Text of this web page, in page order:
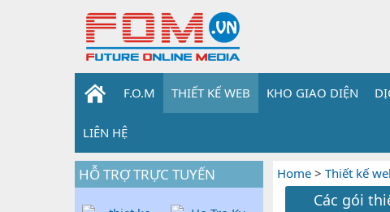
F.O.M
THIẾT KẾ WEB KHO GIAO DIỆN
LIÊN HỆ
Home> Thiết kế
Các gói
HỖ TRỢ TRỰC TUYẾN